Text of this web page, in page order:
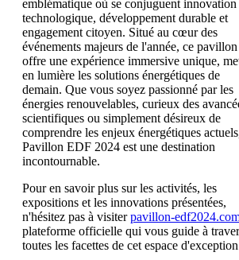
emblématique où se conjuguent innovation
technologique, développement durable et
engagement citoyen. Situé au cœur des
événements majeurs de l'année, ce pavillon
offre une expérience immersive unique,
en lumière les solutions énergétiques de
demain. Que vous soyez passionné par les
énergies renouvelables, curieux des
scientifiques ou simplement désireux de
comprendre les enjeux énergétiques
Pavillon EDF 2024 est une destination
incontournable.
Pour en savoir plus sur les activités, les
expositions et les innovations présentées,
n'hésitez pas à visiterpavillon-
plateforme officielle qui vous guide à
toutes les facettes de cet espace